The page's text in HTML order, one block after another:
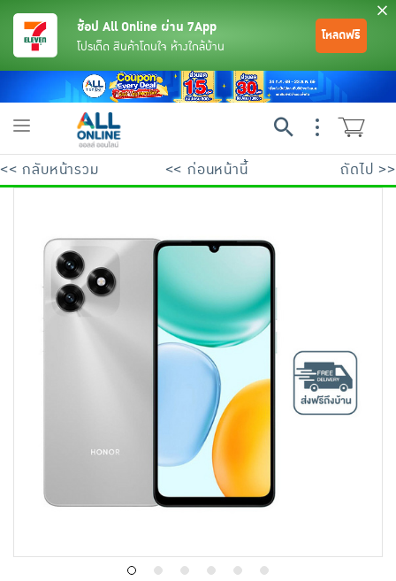
ขนมขบเคี้ยว และช็อคโกแลต
อาหารสด ผัก ผลไม้และเบเกอรี่
ช้อป All Online ผ่าน 7App
โปรเด็ด สินค้าโดนใจ ห้างใกล้บ้าน
โหลดฟรี
Toggle
<< กลับหน้ารวม << ก่อนหน้านี้ ถัดไป >>